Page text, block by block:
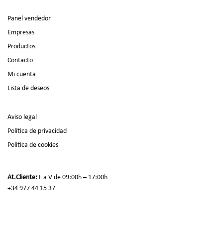
Panel vendedor
Empresas
Productos
Contacto
Mi cuenta
Lista de deseos
Aviso legal
Política de privacidad
Politica de cookies
At.Cliente: L a V de 09:00h – 17:00h
+34 977 44 15 37